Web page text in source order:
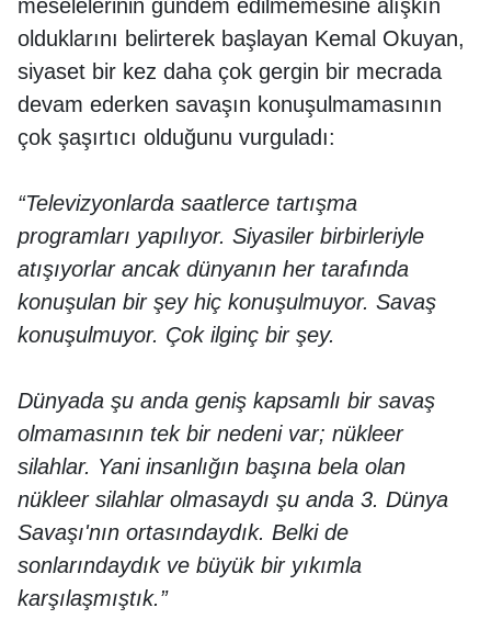
meselelerinin gündem edilmemesine alışkın
olduklarını belirterek başlayan Kemal Okuyan,
siyaset bir kez daha çok gergin bir mecrada
devam ederken savaşın konuşulmamasının
çok şaşırtıcı olduğunu vurguladı:
“Televizyonlarda saatlerce tartışma
programları yapılıyor. Siyasiler birbirleriyle
atışıyorlar ancak dünyanın her tarafında
konuşulan bir şey hiç konuşulmuyor. Savaş
konuşulmuyor. Çok ilginç bir şey.
Dünyada şu anda geniş kapsamlı bir savaş
olmamasının tek bir nedeni var; nükleer
silahlar. Yani insanlığın başına bela olan
nükleer silahlar olmasaydı şu anda 3. Dünya
Savaşı'nın ortasındaydık. Belki de
sonlarındaydık ve büyük bir yıkımla
karşılaşmıştık.”